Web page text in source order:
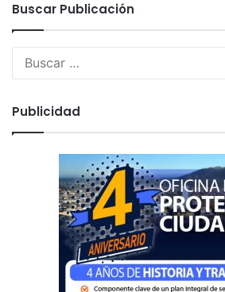
g
i
ó
Buscar Publicación
Publicidad